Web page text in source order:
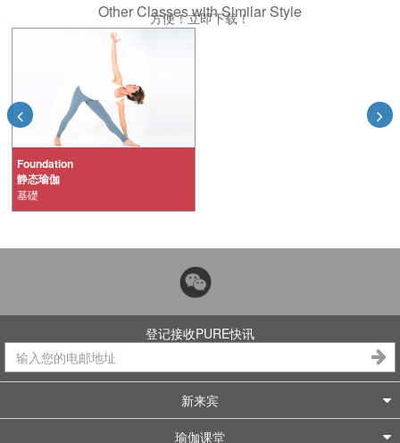
方便！立即下载！
Other Classes with Similar Style
Foundation
静态瑜伽
基礎
登记接收PURE快讯
新来宾
瑜伽课堂